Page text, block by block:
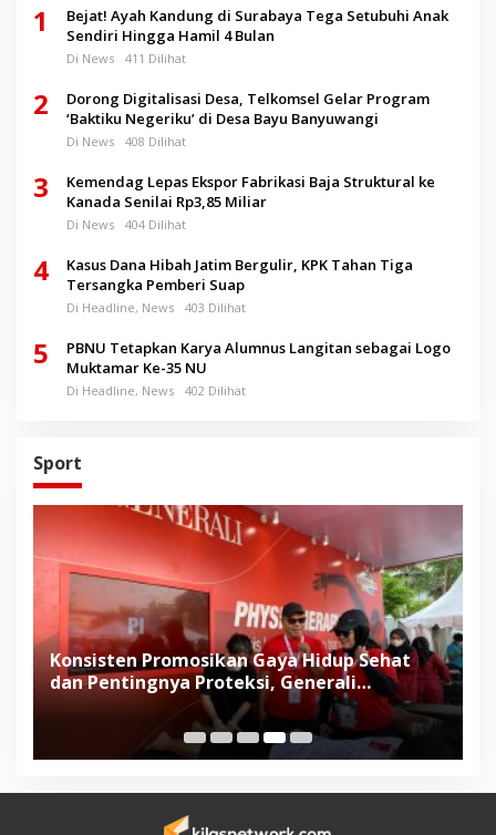
1
Bejat! Ayah Kandung di Surabaya Tega Setubuhi Anak
Sendiri Hingga Hamil 4 Bulan
Di News 411 Dilihat
2
Dorong Digitalisasi Desa, Telkomsel Gelar Program
‘Baktiku Negeriku’ di Desa Bayu Banyuwangi
Di News 408 Dilihat
3
Kemendag Lepas Ekspor Fabrikasi Baja Struktural ke
Kanada Senilai Rp3,85 Miliar
Di News 404 Dilihat
4
Kasus Dana Hibah Jatim Bergulir, KPK Tahan Tiga
Tersangka Pemberi Suap
Di Headline, News 403 Dilihat
5
PBNU Tetapkan Karya Alumnus Langitan sebagai Logo
Muktamar Ke-35 NU
Di Headline, News 402 Dilihat
Sport
Konsisten Promosikan Gaya Hidup Sehat
dan Pentingnya Proteksi, Generali
Indonesia Dukung Semarang 10K di
Penghujung Tahun 2023